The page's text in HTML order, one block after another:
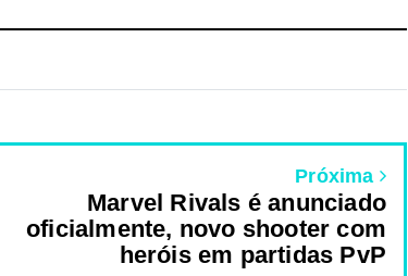
Próxima
Marvel Rivals é anunciado
oficialmente, novo shooter com
heróis em partidas PvP